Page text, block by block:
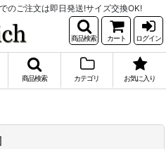
のご注文は即日発送!サイズ交換OK!
商品検索 カート ログイン
商品検索 カテゴリ お気に入り